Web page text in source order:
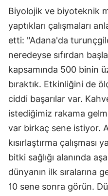
Biyolojik ve biyoteknik
yaptıkları çalışmaları
etti: "Adana'da
neredeyse sıfırdan
kapsamında 500 binin
bıraktık. Etkinliğini de
ciddi başarılar var.
istediğimiz rakama
var birkaç sene istiyor.
kısırlaştırma
bitki sağlığı alanında
dünyanın ilk sıralarına
10 sene sonra görün.